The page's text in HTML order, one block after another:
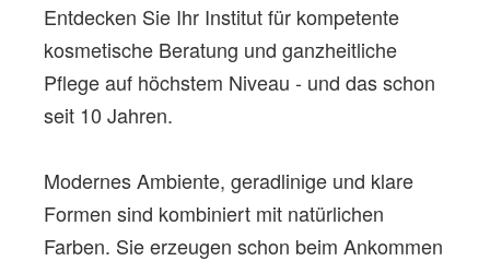
Entdecken Sie Ihr Institut für kompetente
kosmetische Beratung und ganzheitliche
Pflege auf höchstem Niveau - und das schon
seit 10 Jahren.
Modernes Ambiente, geradlinige und klare
Formen sind kombiniert mit natürlichen
Farben. Sie erzeugen schon beim Ankommen